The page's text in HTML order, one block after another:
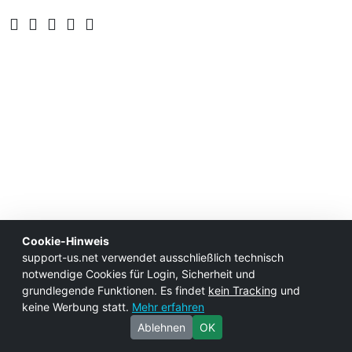
Cookie-Hinweis
support-us.net verwendet ausschließlich technisch
notwendige Cookies für Login, Sicherheit und
grundlegende Funktionen. Es findet kein Tracking und
keine Werbung statt. Mehr erfahren
Ablehnen
OK